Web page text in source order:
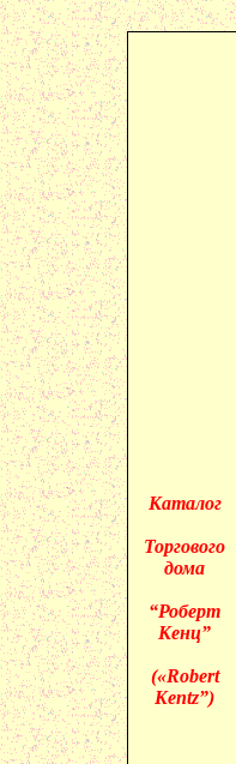
Каталог
Торгового
дома
“Роберт
Кенц”
(«Robert
Kentz”)